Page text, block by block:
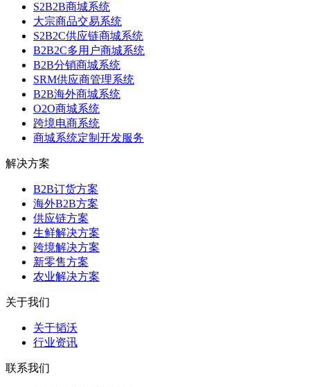
S2B2B商城系统
大宗商品交易系统
S2B2C供应链商城系统
B2B2C多用户商城系统
B2B分销商城系统
SRM供应商管理系统
B2B海外商城系统
O2O商城系统
跨境电商系统
商城系统定制开发服务
解决方案
B2B订货方案
海外B2B方案
供应链方案
生鲜解决方案
跨境解决方案
新零售方案
农业解决方案
关于我们
关于韬沃
行业资讯
联系我们